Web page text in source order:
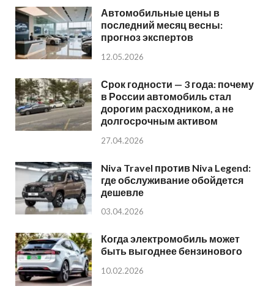
Автомобильные цены в
последний месяц весны:
прогноз экспертов
12.05.2026
Срок годности — 3 года: почему
в России автомобиль стал
дорогим расходником, а не
долгосрочным активом
27.04.2026
Niva Travel против Niva Legend:
где обслуживание обойдется
дешевле
03.04.2026
Когда электромобиль может
быть выгоднее бензинового
10.02.2026